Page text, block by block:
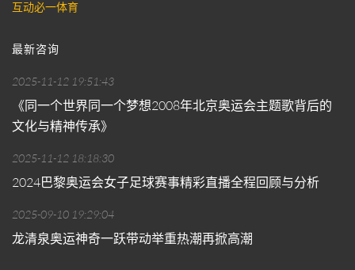
互动必一体育
最新咨询
2025-11-12 19:51:43
《同一个世界同一个梦想2008年北京奥运会主题歌背后的
文化与精神传承》
2025-11-12 18:18:30
2024巴黎奥运会女子足球赛事精彩直播全程回顾与分析
2025-09-10 19:29:04
龙清泉奥运神奇一跃带动举重热潮再掀高潮